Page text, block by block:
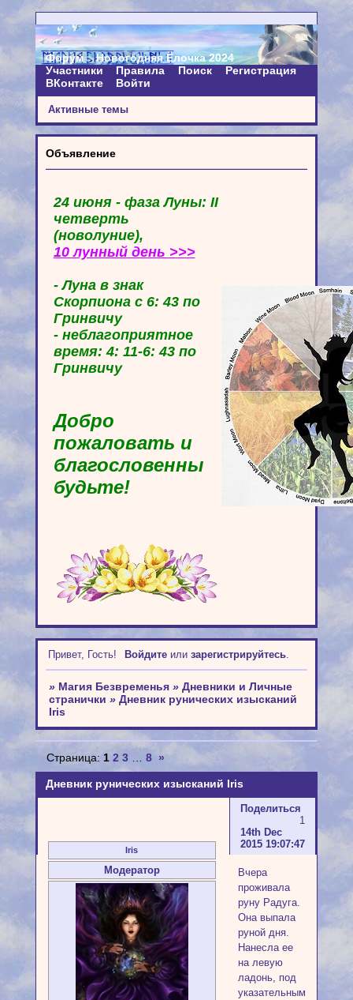
Форум
Новогодняя Ёлочка 2024
Участники
Правила Поиск
Регистрация
ВКонтакте
Войти
Активные темы
Объявление
24 июня - фаза Луны: II
четверть
(новолуние),
10 лунный день >>>
- Луна в знак
Скорпиона с 6: 43 по
Гринвичу
- неблагоприятное
время: 4: 11-6: 43 по
Гринвичу
Добро
пожаловать и
благословенны
будьте!
Привет, Гость! Войдитеили зарегистрируйтесь.
» Магия Безвременья » Дневники и Личные
странички » Дневник рунических изысканий
Iris
Дневник рунических изысканий Iris
Страница: 1 2 3 8 »
Поделиться
1
14th Dec
2015 19:07:47
Iris
Модератор
Вчера
проживала
руну Радуга.
Она выпала
руной дня.
Нанесла ее
на левую
ладонь, под
указательным